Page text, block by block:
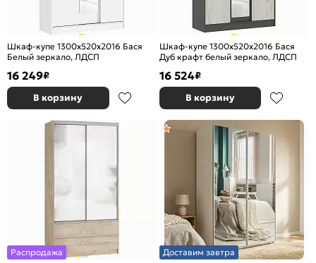
Шкаф-купе 1300x520x2016 Бася
Белый зеркало, ЛДСП
16 249₽
В корзину
Шкаф-купе 1300x520x2016 Бася
Дуб крафт белый зеркало, ЛДСП
16 524₽
В корзину
Распродажа
Доставим завтра